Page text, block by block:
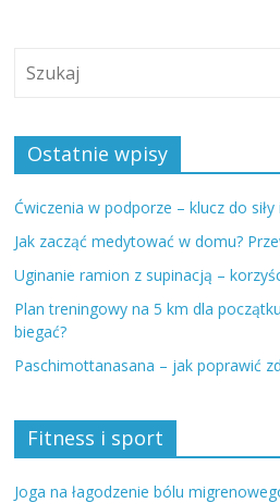
Ostatnie wpisy
Ćwiczenia w podporze – klucz do siły
Jak zacząć medytować w domu?
Uginanie ramion z supinacją –
Plan treningowy na 5 km dla
biegać?
Paschimottanasana – jak poprawić
Fitness i sport
Joga na łagodzenie bólu